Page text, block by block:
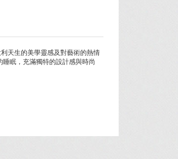
天生的美學靈感及對藝術的熱情
眠，充滿獨特的設計感與時尚